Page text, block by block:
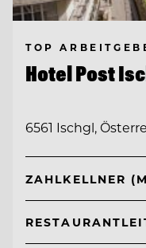
TOP
Hotel Post
6561 Ischgl,
ZAHLKELLNER